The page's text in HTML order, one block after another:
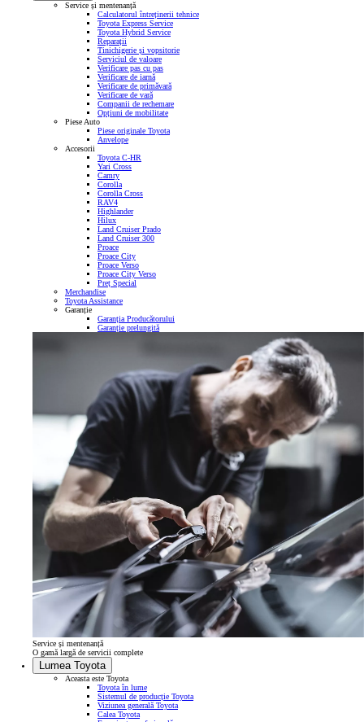
Service și mentenanță
Calculatorul întreținerii tehnice
Toyota Express Service
Toyota Hybrid Service
Reparații
Tinichigerie și vopsitorie
Serviciul de valoare
Verificare pas cu pas
Verificare de iarnă
Verificare de primăvară
Verificare de vară
Companii de rechemare
Opțiuni de mobilitate
Piese Auto
Piese originale Toyota
Anvelope
Accesorii
Toyota C-HR
Yari Cross
Camry
Corolla
Corolla Cross
RAV4
Highlander
Hilux
Land Cruiser Prado
Land Cruiser 300
Proace
Proace City
Proace Verso
Proace City Verso
Preț Special
Merchandise
Toyota Assistance
Garanție
Garanția Producătorului
Garanție prelungită
Service și mentenanță
O gamă largă de servicii complete
Lumea Toyota
Aceasta este Toyota
Toyota în lume
Sistemul de producție Toyota
Viziunea generală Toyota
Calea Toyota